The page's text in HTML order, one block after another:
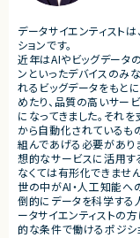
■募集背景
プロジェクト拡大に伴う
データサイエンティスト
ションです。
近年はAIやビッグデータ
ンといったデバイスのみ
れるビッグデータをもと
めたり、品質の高いサー
になってきました。それ
から自動化されているも
組んであげる必要があり
想的なサービスに活用す
なくては有形化できません
世の中がAI・人工知能へ
倒的にデータを科学する
ータサイエンティストの
的な条件で働けるポジシ